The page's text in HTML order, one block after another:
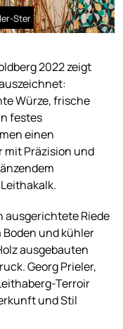
Ster
2022 zeigt
Würze, frische
festes
einen
mit Präzision und
ausgerichtete Riede
und kühler
ausgebauten
Georg Prieler,
Terroir
und Stil